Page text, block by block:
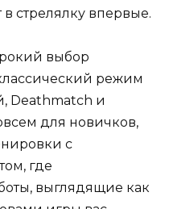
в стрелялку впервые.
выбор
режим
Deathmatch и
для новичков,
с
где
выглядящие как